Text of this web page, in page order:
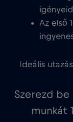
Az első
Ideális
Szerezd be
munkát